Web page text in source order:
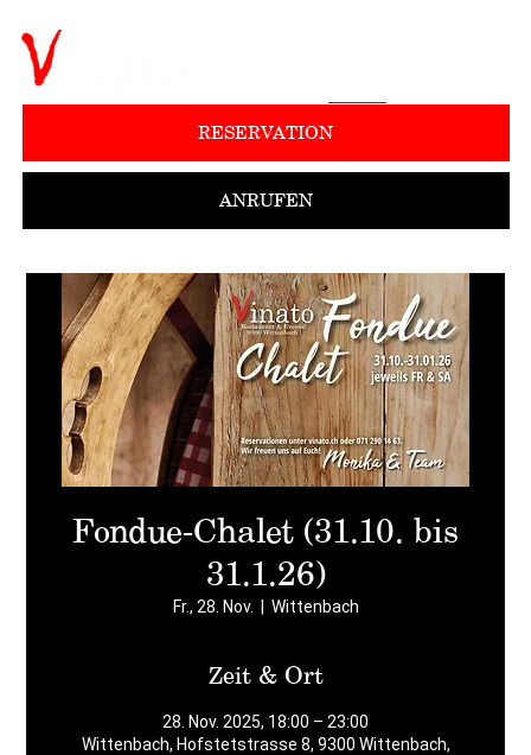
ANRUFEN
RESERVATION
Fondue-Chalet (31.10. bis
31.1.26)
Fr., 28. Nov. Wittenbach
Zeit & Ort
28. Nov. 2025, 18:00 – 23:00
Wittenbach, Hofstetstrasse 8, 9300 Wittenbach,